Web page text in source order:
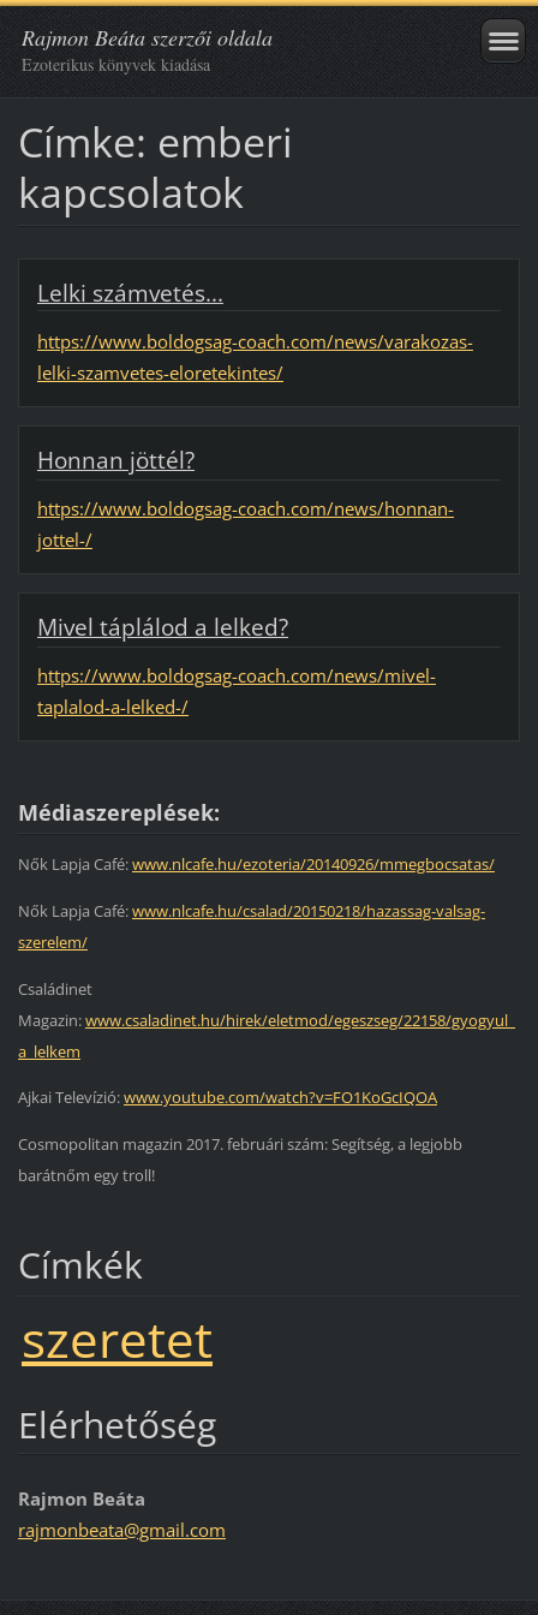
Rajmon Beáta szerzői oldala
Ezoterikus könyvek kiadása
Címke: emberi
kapcsolatok
Lelki számvetés...
https://www.boldogsag-coach.com/news/varakozas-
lelki-szamvetes-eloretekintes/
Honnan jöttél?
https://www.boldogsag-coach.com/news/honnan-
jottel-/
Mivel táplálod a lelked?
https://www.boldogsag-coach.com/news/mivel-
taplalod-a-lelked-/
Médiaszereplések:
Nők Lapja Café:www.nlcafe.hu/ezoteria/20140926/mmegbocsatas/
Nők Lapja Café:www.nlcafe.hu/csalad/20150218/hazassag-valsag-
szerelem/
Családinet
Magazin:www.csaladinet.hu/hirek/eletmod/egeszseg/22158/gyogyul_
a_lelkem
Ajkai Televízió:www.youtube.com/watch?v=FO1KoGcIQOA
Cosmopolitan magazin 2017. februári szám: Segítség, a legjobb
barátnőm egy troll!
Címkék
szeretet
Elérhetőség
Rajmon Beáta
rajmonbeata@gmail.com